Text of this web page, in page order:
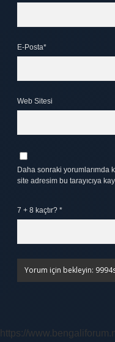
E-Posta*
Web Sitesi
Daha sonraki yorumlarımda
site adresim bu tarayıcıya
7 + 8 kaçtır? *
https://